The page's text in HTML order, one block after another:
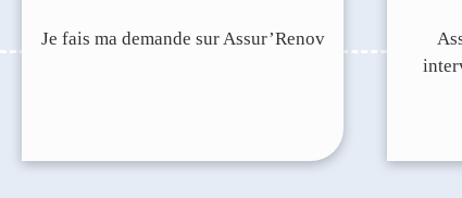
Je fais ma demande sur Assur’Renov